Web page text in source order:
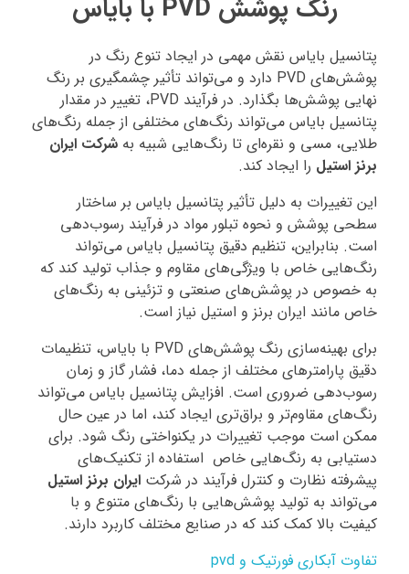
رنگ پوشش PVD با بایاس
پتانسیل بایاس نقش مهمی در ایجاد تنوع رنگ در
پوشش‌های PVD دارد و می‌تواند تأثیر چشمگیری بر رنگ
نهایی پوشش‌ها بگذارد. در فرآیند PVD، تغییر در مقدار
پتانسیل بایاس می‌تواند رنگ‌های مختلفی از جمله رنگ‌های
طلایی، مسی و نقره‌ای تا رنگ‌هایی شبیه به شرکت ایران
برنز استیل را ایجاد کند.
این تغییرات به دلیل تأثیر پتانسیل بایاس بر ساختار
سطحی پوشش و نحوه تبلور مواد در فرآیند رسوب‌دهی
است. بنابراین، تنظیم دقیق پتانسیل بایاس می‌تواند
رنگ‌هایی خاص با ویژگی‌های مقاوم و جذاب تولید کند که
به خصوص در پوشش‌های صنعتی و تزئینی به رنگ‌های
خاص مانند ایران برنز و استیل نیاز است.
برای بهینه‌سازی رنگ پوشش‌های PVD با بایاس، تنظیمات
دقیق پارامترهای مختلف از جمله دما، فشار گاز و زمان
رسوب‌دهی ضروری است. افزایش پتانسیل بایاس می‌تواند
رنگ‌های مقاوم‌تر و براق‌تری ایجاد کند، اما در عین حال
ممکن است موجب تغییرات در یکنواختی رنگ شود. برای
دستیابی به رنگ‌هایی خاص استفاده از تکنیک‌های
پیشرفته نظارت و کنترل فرآیند در شرکت ایران برنز استیل
می‌تواند به تولید پوشش‌هایی با رنگ‌های متنوع و با
کیفیت بالا کمک کند که در صنایع مختلف کاربرد دارند.
تفاوت آبکاری فورتیک و pvd